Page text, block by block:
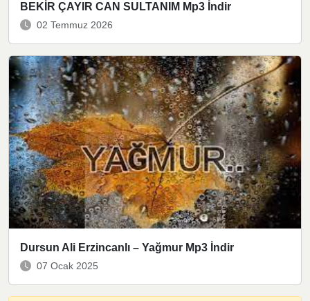
BEKİR ÇAYIR CAN SULTANIM Mp3 İndir
02 Temmuz 2026
Dursun Ali Erzincanlı – Yağmur Mp3 İndir
07 Ocak 2025